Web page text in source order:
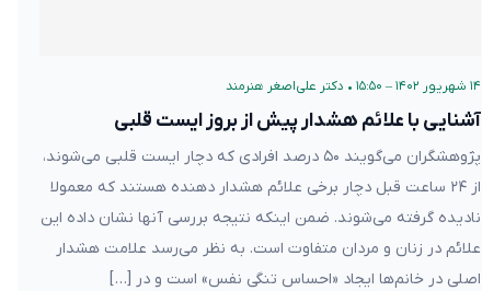
۱۴ شهریور ۱۴۰۲ – ۱۵:۵۰ • دکتر علی‌اصغر هنرمند
آشنایی با علائم هشدار پیش از بروز ایست قلبی
پژوهشگران می‌گویند ۵۰ درصد افرادی که دچار ایست قلبی می‌شوند،
از ۲۴ ساعت قبل دچار برخی علائم هشدار دهنده هستند که معمولا
نادیده گرفته می‌شوند. ضمن اینکه نتیجه بررسی آنها نشان داده این
علائم در زنان و مردان متفاوت است. به نظر می‌رسد علامت هشدار
اصلی در خانم‌ها ایجاد «احساس تنگی نفس» است و در […]